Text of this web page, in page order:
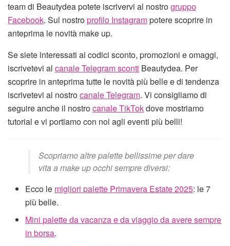
team di Beautydea potete iscrivervi al nostrogruppo
Facebook. Sul nostroprofilo Instagrampotere scoprire in
anteprima le novità make up.
Se siete interessati ai codici sconto, promozioni e omaggi,
iscrivetevi al canale Telegram sconti Beautydea. Per
scoprire in anteprima tutte le novità più belle e di tendenza
iscrivetevi al nostrocanale Telegram. Vi consigliamo di
seguire anche il nostrocanale TikTokdove mostriamo
tutorial e vi portiamo con noi agli eventi più belli!
Scopriamo altre palette bellissime per dare
vita a make up occhi sempre diversi:
Ecco le migliori palette Primavera Estate 2025: le 7
più belle.
Mini palette da vacanza e da viaggio da avere sempre
in borsa.